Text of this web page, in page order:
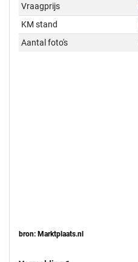
Vraagprijs
KM stand
Aantal foto's
bron: Marktplaats.nl